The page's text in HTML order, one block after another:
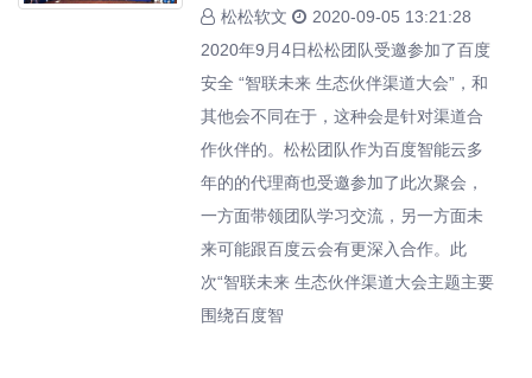
松松软文
2020-09-05 13:21:28
2020年9月4日松松团队受邀参加了百度
安全 “智联未来 生态伙伴渠道大会”，和
其他会不同在于，这种会是针对渠道合
作伙伴的。松松团队作为百度智能云多
年的的代理商也受邀参加了此次聚会，
一方面带领团队学习交流，另一方面未
来可能跟百度云会有更深入合作。此
次“智联未来 生态伙伴渠道大会主题主要
围绕百度智